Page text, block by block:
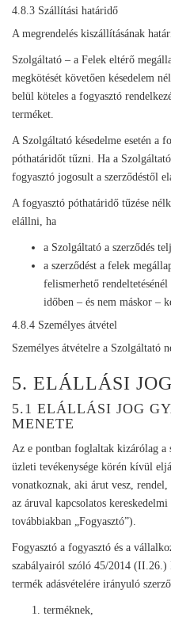
4.8.3 Szállítási határidő
A megrendelés kiszállításának
Szolgáltató – a Felek eltérő
megkötését követően késedelem
belül köteles a fogyasztó
terméket.
A Szolgáltató késedelme esetén a
póthatáridőt tűzni. Ha a
fogyasztó jogosult a szerződéstől
A fogyasztó póthatáridő tűzése
elállni, ha
a Szolgáltató a szerződés
a szerződést a felek
felismerhető
időben – és nem máskor –
4.8.4 Személyes átvétel
Személyes átvételre a Szolgáltató
5. ELÁLLÁSI JOG
5.1 ELÁLLÁSI JOG
MENETE
Az e pontban foglaltak kizárólag a
üzleti tevékenysége körén kívül
vonatkoznak, aki árut vesz,
az áruval kapcsolatos
továbbiakban „Fogyasztó”).
Fogyasztó a fogyasztó és a
szabályairól szóló 45/2014
termék adásvételére irányuló
terméknek,